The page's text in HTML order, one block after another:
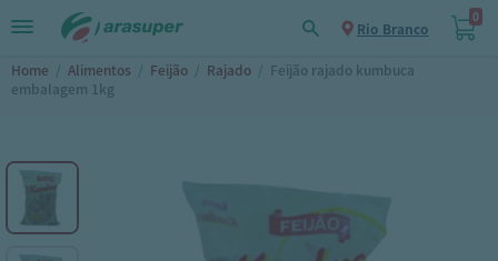
Rio Branco
0
Home / Alimentos / Feijão / Rajado / Feijão rajado kumbuca
embalagem 1kg